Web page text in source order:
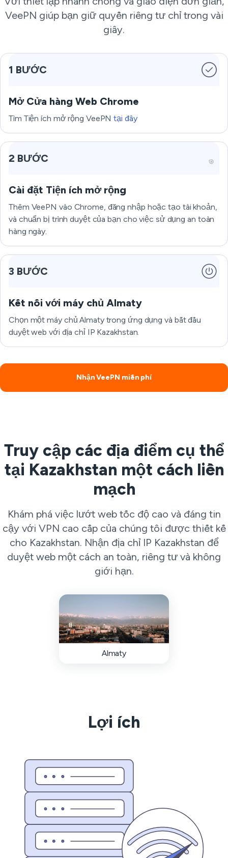
VeePN giúp bạn giữ quyền riêng tư chỉ trong vài
giây.
1 BƯỚC
Mở Cửa hàng Web Chrome
Tìm Tiện ích mở rộng VeePNtại đây
2 BƯỚC
Cài đặt Tiện ích mở rộng
Thêm VeePN vào Chrome, đăng nhập hoặc tạo tài khoản,
và chuẩn bị trình duyệt của bạn cho việc sử dụng an toàn
hàng ngày.
3 BƯỚC
Kết nối với máy chủ Almaty
Chọn một máy chủ Almaty trong ứng dụng và bắt đầu
duyệt web với địa chỉ IP Kazakhstan.
Nhận VeePN miễn phí
Truy cập các địa điểm cụ thể
tại Kazakhstan một cách liền
mạch
Khám phá việc lướt web tốc độ cao và đáng tin
cậy với VPN cao cấp của chúng tôi được thiết kế
cho Kazakhstan. Nhận địa chỉ IP Kazakhstan để
duyệt web một cách an toàn, riêng tư và không
giới hạn.
Almaty
Lợi ích